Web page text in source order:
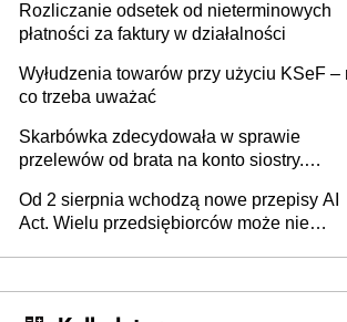
Rozliczanie odsetek od nieterminowych
płatności za faktury w działalności
Wyłudzenia towarów przy użyciu KSeF –
co trzeba uważać
Skarbówka zdecydowała w sprawie
przelewów od brata na konto siostry.
darowizna, ale podatku jednak nie będzie
Od 2 sierpnia wchodzą nowe przepisy AI
Act. Wielu przedsiębiorców może nie